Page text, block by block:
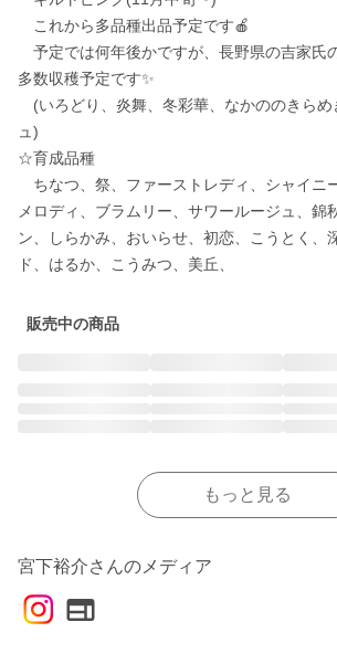
これから多品種出品予定です🍎
予定では何年後かですが、長野県の吉家氏
多数収穫予定です✨
(いろどり、炎舞、冬彩華、なかののきらめ
ュ)
☆育成品種
ちなつ、祭、ファーストレディ、シャイニ
メロディ、ブラムリー、サワールージュ、錦
ン、しらかみ、おいらせ、初恋、こうとく、
ド、はるか、こうみつ、美丘、
販売中の商品
もっと見る
宮下裕介さんのメディア